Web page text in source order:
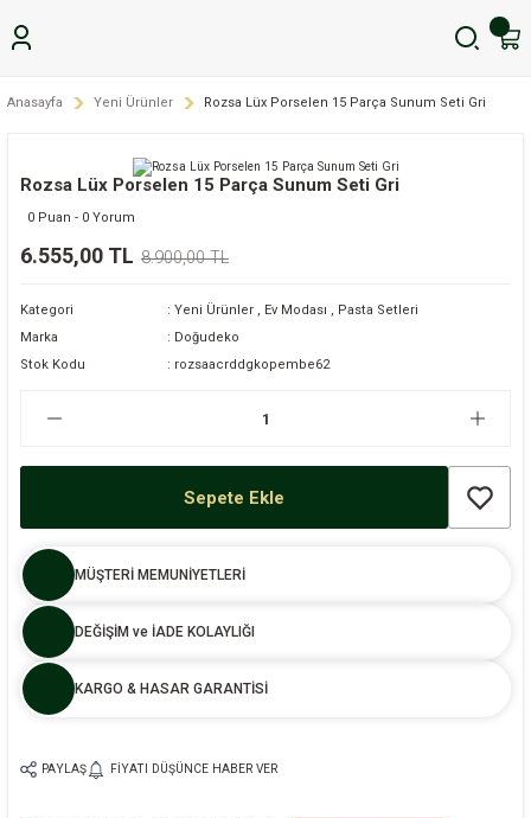
Anasayfa Yeni Ürünler Rozsa Lüx Porselen 15 Parça Sunum Seti Gri
Rozsa Lüx Porselen 15 Parça Sunum Seti Gri
0 Puan - 0 Yorum
6.555,00 TL 8.900,00 TL
Kategori Yeni Ürünler , Ev Modası , Pasta Setleri
Marka
Doğudeko
Stok Kodu
rozsaacrddgkopembe62
Sepete Ekle
MÜŞTERİ MEMUNİYETLERİ
DEĞİŞİM ve İADE KOLAYLIĞI
KARGO & HASAR GARANTİSİ
PAYLAŞ FIYATI DÜŞÜNCE HABER VER